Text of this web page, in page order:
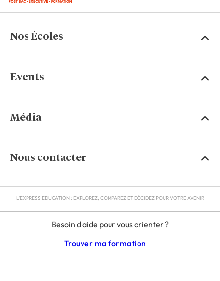
Besoin d'aide pour vous orienter ?
Trouver ma formation
Nos Écoles
Events
Média
Nous contacter
L'EXPRESS EDUCATION : EXPLOREZ, COMPAREZ ET DÉCIDEZ POUR VOTRE AVENIR
RGPD